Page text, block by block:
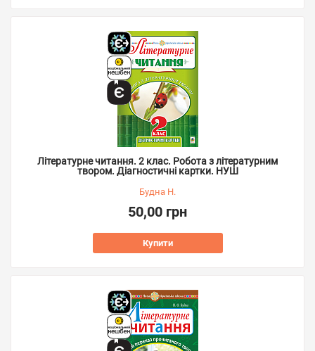
Літературне читання. 2 клас. Робота з літературним
твором. Діагностичні картки. НУШ
Будна Н.
50,00 грн
Купити